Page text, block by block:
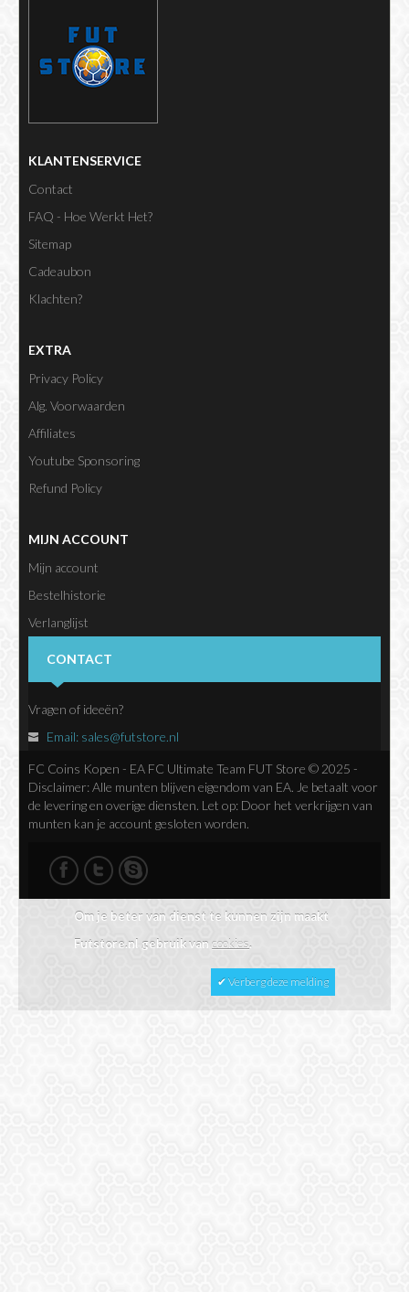
KLANTENSERVICE
Contact
FAQ - Hoe Werkt Het?
Sitemap
Cadeaubon
Klachten?
EXTRA
Privacy Policy
Alg. Voorwaarden
Affiliates
Youtube Sponsoring
Refund Policy
MIJN ACCOUNT
Mijn account
Bestelhistorie
Verlanglijst
CONTACT
Vragen of ideeën?
Email: sales@futstore.nl
FC Coins Kopen - EA FC Ultimate Team FUT Store © 2025 -
Disclaimer: Alle munten blijven eigendom van EA. Je betaalt voor
de levering en overige diensten. Let op: Door het verkrijgen van
munten kan je account gesloten worden.
Om je beter van dienst te kunnen zijn maakt
Futstore.nl gebruik vancookies.
✔ Verberg deze melding